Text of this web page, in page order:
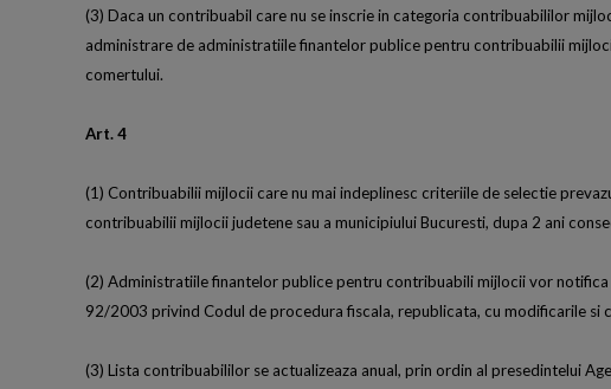
(3) Daca un contribuabil care nu se inscrie in categoria contribuabililor
administrare de administratiile finantelor publice pentru contribuabilii
comertului.
Art. 4
(1) Contribuabilii mijlocii care nu mai indeplinesc criteriile de selectie
contribuabilii mijlocii judetene sau a municipiului Bucuresti, dupa 2 ani
(2) Administratiile finantelor publice pentru contribuabili mijlocii vor
92/2003 privind Codul de procedura fiscala, republicata, cu modificarile si
(3) Lista contribuabililor se actualizeaza anual, prin ordin al presedintelui